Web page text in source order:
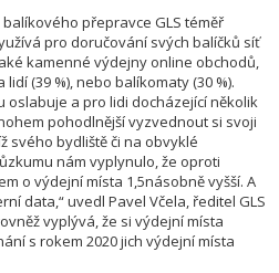
přepravce GLS téměř
pro doručování svých balíčků síť
kamenné výdejny online obchodů,
(39 %), nebo balíkomaty (30 %).
oslabuje a pro lidi docházející několik
pohodlnější vyzvednout si svoji
svého bydliště či na obvyklé
nám vyplynulo, že oproti
o výdejní místa 1,5násobně vyšší. A
data,“ uvedl Pavel Včela, ředitel GLS
vyplývá, že si výdejní místa
s rokem 2020 jich výdejní místa